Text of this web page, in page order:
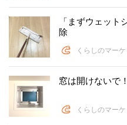
「まずウェッ
除
くらしのマーケ
窓は開けないで
くらしのマーケ